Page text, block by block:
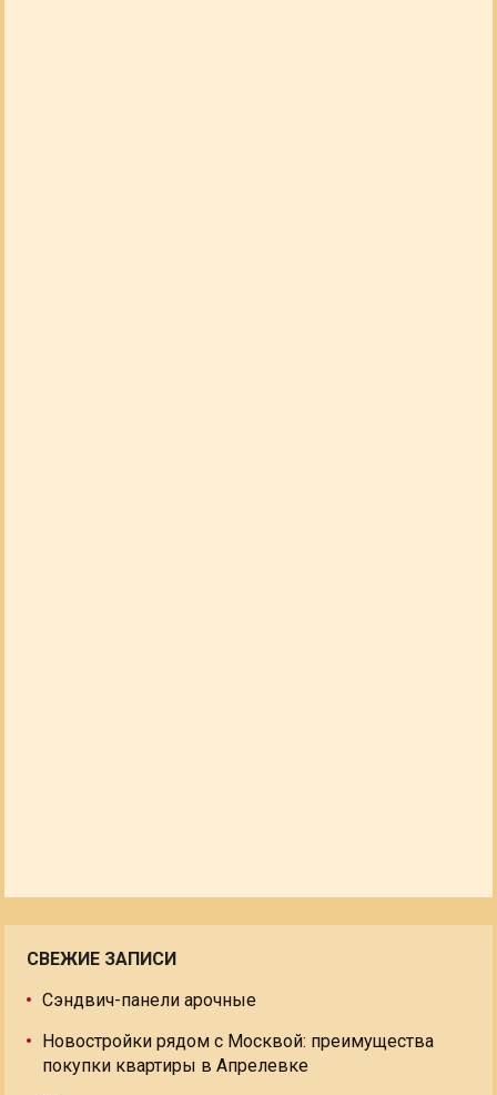
СВЕЖИЕ ЗАПИСИ
Сэндвич-панели арочные
Новостройки рядом с Москвой: преимущества
покупки квартиры в Апрелевке